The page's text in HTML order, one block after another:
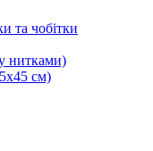
та чобітки
нитками)
см)